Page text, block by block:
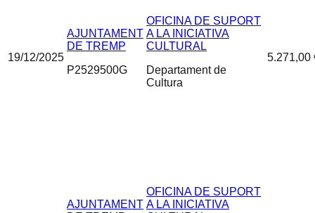
19/12/2025
AJUNTAMENT
DE TREMP
P2529500G
OFICINA DE SUPORT
A LA INICIATIVA
CULTURAL
Departament de
Cultura
5.271,00
AJUNTAMENT
OFICINA DE SUPORT
A LA INICIATIVA